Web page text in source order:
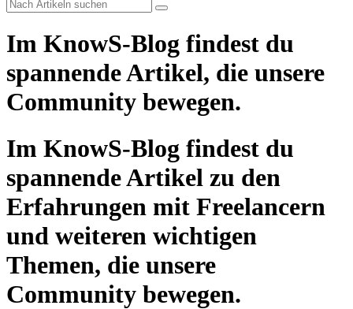
Im KnowS-Blog findest du
spannende Artikel, die unsere
Community bewegen.
Im KnowS-Blog findest du
spannende Artikel zu den
Erfahrungen mit Freelancern
und weiteren wichtigen
Themen, die unsere
Community bewegen.